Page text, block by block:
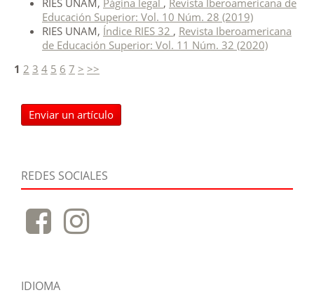
RIES UNAM, Página legal , Revista Iberoamericana de
Educación Superior: Vol. 10 Núm. 28 (2019)
RIES UNAM, Índice RIES 32 , Revista Iberoamericana
de Educación Superior: Vol. 11 Núm. 32 (2020)
1 2 3 4 5 6 7 > >>
Enviar un artículo
REDES SOCIALES
IDIOMA